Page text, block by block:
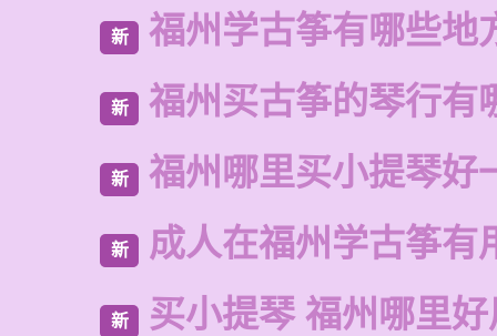
新 福州学古筝有哪些地
新 福州买古筝的琴行有
新 福州哪里买小提琴好
新 成人在福州学古筝有
新 买小提琴 福州哪里